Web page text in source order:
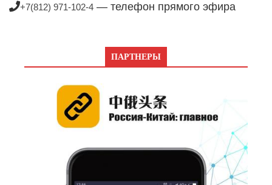
+7(812) 971-102-4 — телефон прямого эфира
ПАРТНЕРЫ